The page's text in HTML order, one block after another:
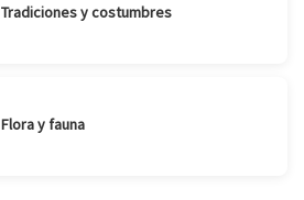
Tradiciones y costumbres
Flora y fauna